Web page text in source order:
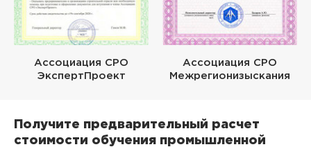
Ассоциация СРО
ЭкспертПроект
Ассоциация СРО
Межрегионизыскания
Получите предварительный расчет
стоимости обучения промышленной